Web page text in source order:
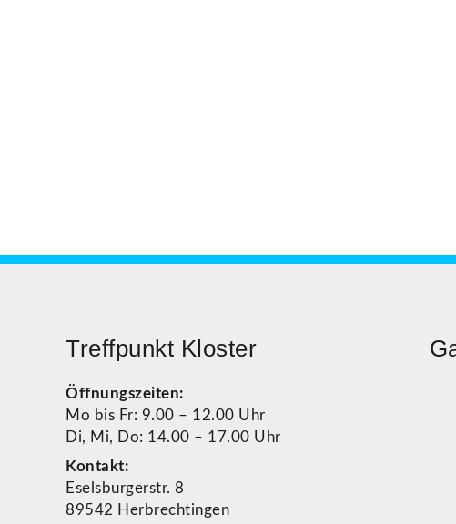
Treffpunkt Kloster
Öffnungszeiten:
Mo bis Fr: 9.00 – 12.00 Uhr
Di, Mi, Do: 14.00 – 17.00 Uhr
Kontakt:
Eselsburgerstr. 8
89542 Herbrechtingen